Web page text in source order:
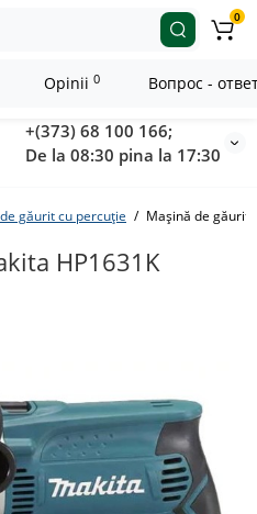
+(373) 68 100 166;
De la 08:30 pina la 17:30
0
găurit cu percuţie Maşină de găurit
HP1631K
Opinii 0 Вопрос -